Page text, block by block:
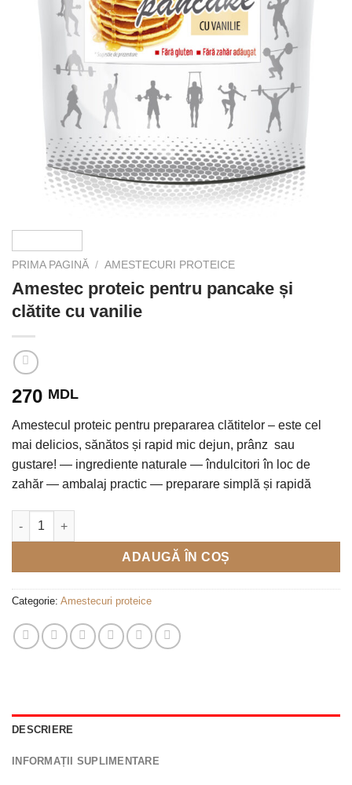
PRIMA PAGINĂ / AMESTECURI PROTEICE
Amestec proteic pentru pancake și
clătite cu vanilie
270 MDL
Amestecul proteic pentru prepararea clătitelor – este cel
mai delicios, sănătos și rapid mic dejun, prânz sau
gustare! — ingrediente naturale — îndulcitori în loc de
zahăr — ambalaj practic — preparare simplă și rapidă
Cantitate Amestec proteic pentru pancake și clătite cu vanilie
ADAUGĂ ÎN COȘ
Categorie: Amestecuri proteice
DESCRIERE
INFORMAȚII SUPLIMENTARE